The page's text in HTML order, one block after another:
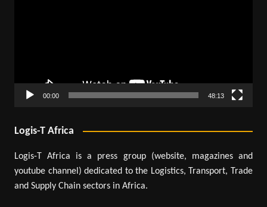
00:00 48:13
Logis-T Africa
Logis-T Africa is a press group (website, magazines and
youtube channel) dedicated to the Logistics, Transport, Trade
and Supply Chain sectors in Africa.